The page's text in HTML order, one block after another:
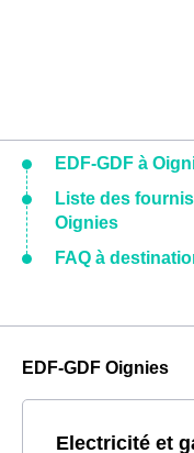
EDF-GDF à
Liste des
Oignies
FAQ à
EDF-GDF Oignies
Electricité et